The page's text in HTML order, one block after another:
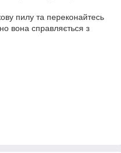
пилу та переконайтесь
вона справляється з